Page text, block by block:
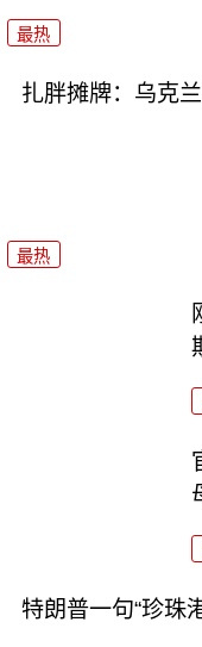
最热
扎胖摊牌：乌克
最热
特朗普一句“珍珠